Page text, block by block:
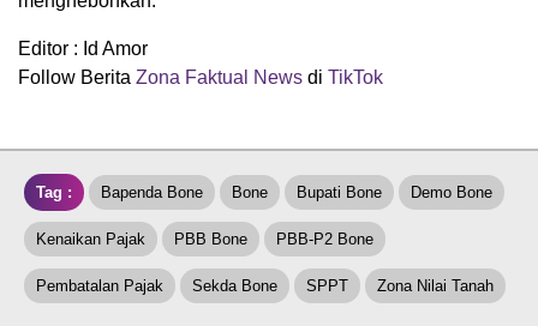
Editor : Id Amor
Follow Berita Zona Faktual News di TikTok
Tag : Bapenda Bone Bone Bupati Bone Demo Bone
Kenaikan Pajak PBB Bone PBB-P2 Bone
Pembatalan Pajak Sekda Bone SPPT Zona Nilai Tanah